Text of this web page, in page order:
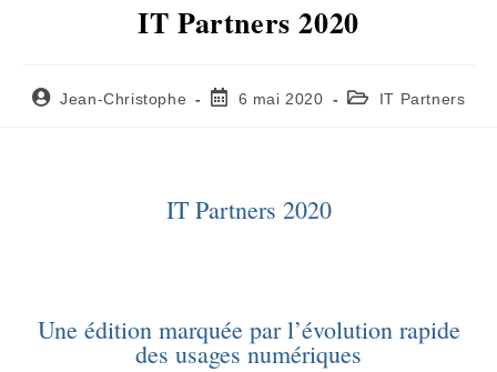
IT Partners 2020
Jean-Christophe 6 mai 2020 IT Partners
IT Partners 2020
Une édition marquée par l’évolution rapide
des usages numériques